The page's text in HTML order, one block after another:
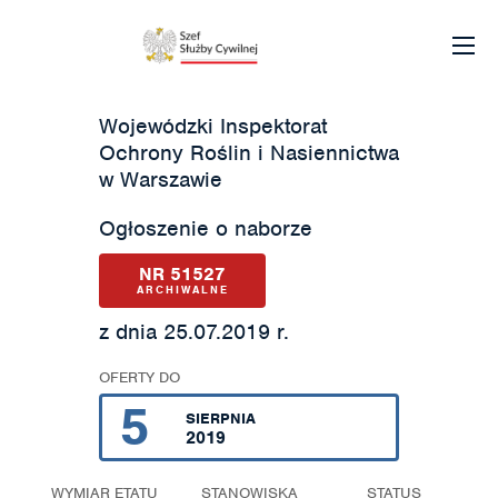
Wojewódzki Inspektorat
Ochrony Roślin i Nasiennictwa
w Warszawie
Ogłoszenie o naborze
NR 51527
ARCHIWALNE
z dnia 25.07.2019 r.
OFERTY DO
5 SIERPNIA
2019
WYMIAR ETATU STANOWISKA STATUS